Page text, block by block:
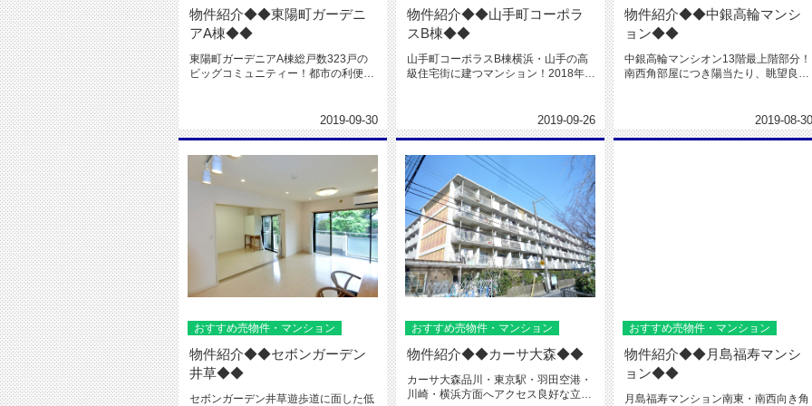
物件紹介◆◆東陽町ガーデニ
アA棟◆◆
東陽町ガーデニアA棟総戸数323戸の
ビッグコミュニティー！都市の利便性
2019-09-30
物件紹介◆◆山手町コーポラ
スB棟◆◆
山手町コーポラスB棟横浜・山手の高
級住宅街に建つマンション！2018年9
2019-09-26
物件紹介◆◆中銀高輪マンシ
ョン◆◆
中銀高輪マンシオン13階最上階部分！
南西角部屋につき陽当たり、眺望良
2019-08-30
おすすめ売物件・マンション
物件紹介◆◆セボンガーデン
井草◆◆
セボンガーデン井草遊歩道に面した低
おすすめ売物件・マンション
物件紹介◆◆カーサ大森◆◆
カーサ大森品川・東京駅・羽田空港・
川崎・横浜方面へアクセス良好な立地
おすすめ売物件・マンション
物件紹介◆◆月島福寿マンシ
ョン◆◆
月島福寿マンション南東・南西向き角